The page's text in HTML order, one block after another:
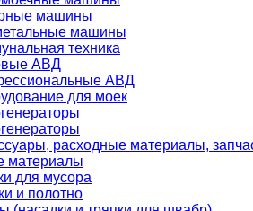
машины
машины
техника
АВД
АВД
для моек
расходные материалы,
материалы
для мусора
и полотно